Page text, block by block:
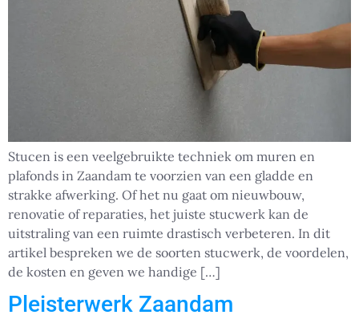
Stucen is een veelgebruikte techniek om muren en
plafonds in Zaandam te voorzien van een gladde en
strakke afwerking. Of het nu gaat om nieuwbouw,
renovatie of reparaties, het juiste stucwerk kan de
uitstraling van een ruimte drastisch verbeteren. In dit
artikel bespreken we de soorten stucwerk, de voordelen,
de kosten en geven we handige […]
Pleisterwerk Zaandam